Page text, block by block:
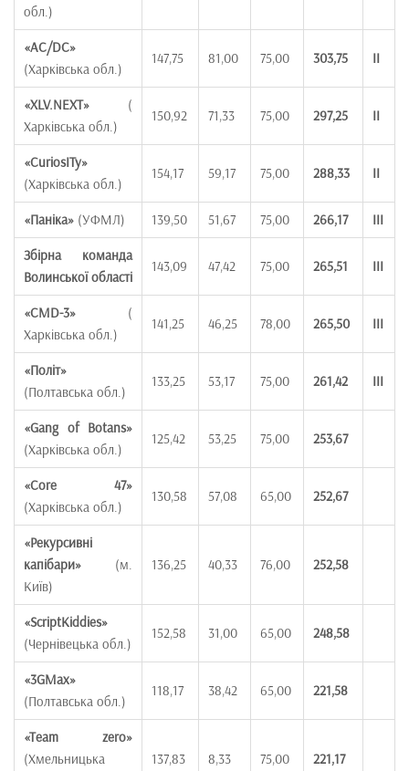
обл.)
«AC/DC»
(Харківська обл.)
147,75 81,00 75,00 303,75 ІІ
«XLV.NEXT» (
Харківська обл.)
150,92 71,33 75,00 297,25 ІІ
«CuriosITy»
(Харківська обл.)
154,17 59,17 75,00 288,33 ІІ
«Паніка» (УФМЛ) 139,50 51,67 75,00 266,17 ІІІ
Збірна команда
Волинської області
143,09 47,42 75,00 265,51 ІІІ
«CMD-3» (
Харківська обл.)
141,25 46,25 78,00 265,50 ІІІ
«Політ»
(Полтавська обл.)
133,25 53,17 75,00 261,42 ІІІ
«Gang of Botans»
(Харківська обл.)
125,42 53,25 75,00 253,67
«Core 47»
(Харківська обл.)
130,58 57,08 65,00 252,67
«Рекурсивні
капібари» (м.
Київ)
136,25 40,33 76,00 252,58
«ScriptKiddies»
(Чернівецька обл.)
152,58 31,00 65,00 248,58
«3GMax»
(Полтавська обл.)
118,17 38,42 65,00 221,58
«Тeam zero»
(Хмельницька
137,83 8,33 75,00 221,17